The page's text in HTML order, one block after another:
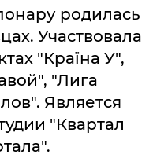
родилась
Участвовала
"Країна У",
"Лига
Является
"Квартал